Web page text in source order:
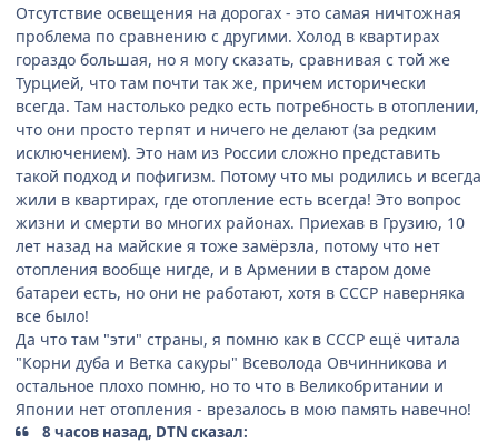
Отсутствие освещения на дорогах - это самая ничтожная
проблема по сравнению с другими. Холод в квартирах
гораздо большая, но я могу сказать, сравнивая с той же
Турцией, что там почти так же, причем исторически
всегда. Там настолько редко есть потребность в отоплении,
что они просто терпят и ничего не делают (за редким
исключением). Это нам из России сложно представить
такой подход и пофигизм. Потому что мы родились и всегда
жили в квартирах, где отопление есть всегда! Это вопрос
жизни и смерти во многих районах. Приехав в Грузию, 10
лет назад на майские я тоже замёрзла, потому что нет
отопления вообще нигде, и в Армении в старом доме
батареи есть, но они не работают, хотя в СССР наверняка
все было!
Да что там "эти" страны, я помню как в СССР ещё читала
"Корни дуба и Ветка сакуры" Всеволода Овчинникова и
остальное плохо помню, но то что в Великобритании и
Японии нет отопления - врезалось в мою память навечно!
8 часов назад, DTN сказал: